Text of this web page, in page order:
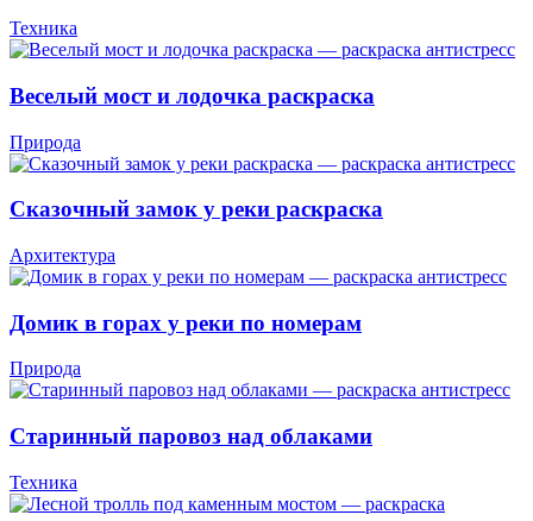
Техника
Веселый мост и лодочка раскраска
Природа
Сказочный замок у реки раскраска
Архитектура
Домик в горах у реки по номерам
Природа
Старинный паровоз над облаками
Техника